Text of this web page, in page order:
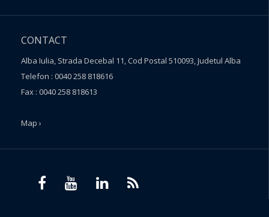
CONTACT
Alba Iulia, Strada Decebal 11, Cod Postal 510093, Judetul Alba
Telefon : 0040 258 818616
Fax : 0040 258 818613
Map ›